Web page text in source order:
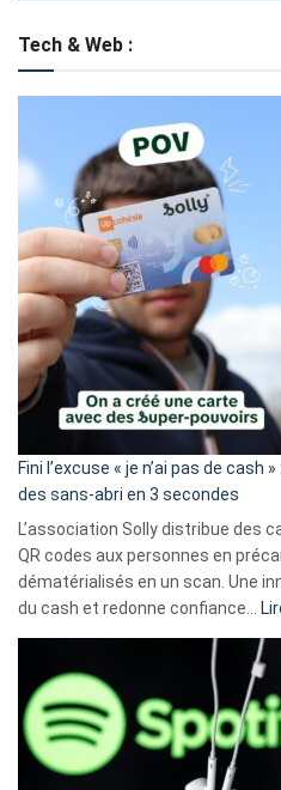
Tech & Web :
Fini l’excuse « je n’ai pas de cash
des sans-abri en 3 secondes
L’association Solly distribue des
QR codes aux personnes en
dématérialisés en un scan. Une
du cash et redonne confiance…